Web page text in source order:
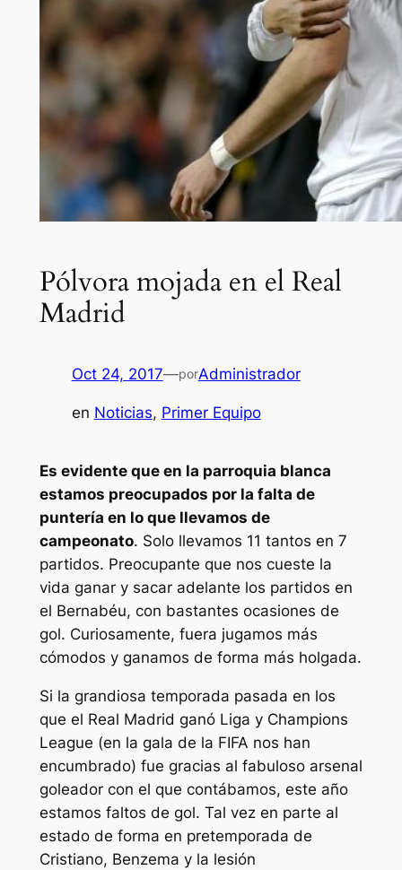
Pólvora mojada en el Real
Madrid
Oct 24, 2017—porAdministrador
en Noticias, Primer Equipo
Es evidente que en la parroquia blanca
estamos preocupados por la falta de
puntería en lo que llevamos de
campeonato. Solo llevamos 11 tantos en 7
partidos. Preocupante que nos cueste la
vida ganar y sacar adelante los partidos en
el Bernabéu, con bastantes ocasiones de
gol. Curiosamente, fuera jugamos más
cómodos y ganamos de forma más holgada.
Si la grandiosa temporada pasada en los
que el Real Madrid ganó Liga y Champions
League (en la gala de la FIFA nos han
encumbrado) fue gracias al fabuloso arsenal
goleador con el que contábamos, este año
estamos faltos de gol. Tal vez en parte al
estado de forma en pretemporada de
Cristiano, Benzema y la lesión